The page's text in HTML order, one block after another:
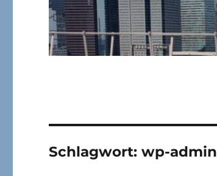
Schlagwort:wp-admin